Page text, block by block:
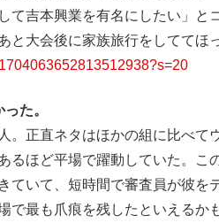
て吉本興業を有名にしたい」と
と大会後に家族旅行をしててほ
た。
。正直ネタはほかの組に比べて
るほど平場で躍動していた。こ
ていて、短時間で審査員が彼を
で最も爪痕を残したといえるか